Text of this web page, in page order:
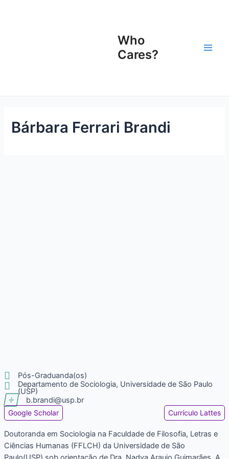
Who
Cares?
Bárbara Ferrari Brandi
 Pós-Graduanda(os)
 Departamento de Sociologia, Universidade de São Paulo
(USP)
 b.brandi@usp.br
Google Scholar Currículo Lattes
Doutoranda em Sociologia na Faculdade de Filosofia, Letras e
Ciências Humanas (FFLCH) da Universidade de São